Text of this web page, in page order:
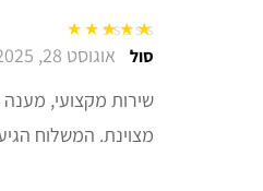
דורג5מתוך 5 סול אוגוסט 28, 2025
שירות מקצועי, מענה
מצוינת. המשלוח הגיע